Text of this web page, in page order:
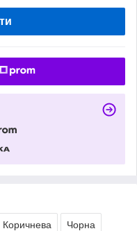
Коричнева Чорна